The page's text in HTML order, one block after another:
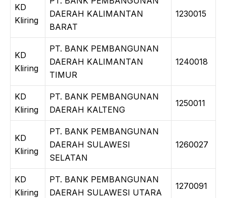
KD
Kliring
DAERAH KALIMANTAN
BARAT
1230015
KD
Kliring
PT. BANK PEMBANGUNAN
DAERAH KALIMANTAN
TIMUR
1240018
KD
Kliring
PT. BANK PEMBANGUNAN
DAERAH KALTENG
1250011
KD
Kliring
PT. BANK PEMBANGUNAN
DAERAH SULAWESI
SELATAN
1260027
KD
Kliring
PT. BANK PEMBANGUNAN
DAERAH SULAWESI UTARA
1270091